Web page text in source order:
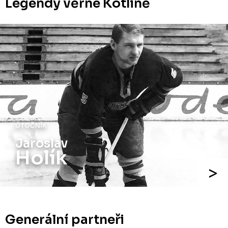
ÚTOČNÍK
Jaroslav
Holík
Generální partneři